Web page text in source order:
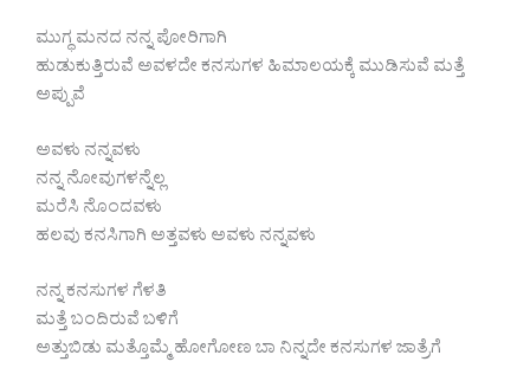
ಮುಗ್ಧ ಮನದ ನನ್ನ ಪೋರಿಗಾಗಿ
ಹುಡುಕುತ್ತಿರುವೆ ಅವಳದೇ ಕನಸುಗಳ ಹಿಮಾಲಯಕ್ಕೆ ಮುಡಿಸುವೆ ಮತ್ತೆ
ಅಪ್ಪುವೆ
ಅವಳು ನನ್ನವಳು
ನನ್ನ ನೋವುಗಳನ್ನೆಲ್ಲ
ಮರೆಸಿ ನೊಂದವಳು
ಹಲವು ಕನಸಿಗಾಗಿ ಅತ್ತವಳು ಅವಳು ನನ್ನವಳು
ನನ್ನ ಕನಸುಗಳ ಗೆಳತಿ
ಮತ್ತೆ ಬಂದಿರುವೆ ಬಳಿಗೆ
ಅತ್ತುಬಿಡು ಮತ್ತೊಮ್ಮೆ ಹೋಗೋಣ ಬಾ ನಿನ್ನದೇ ಕನಸುಗಳ ಜಾತ್ರೆಗೆ